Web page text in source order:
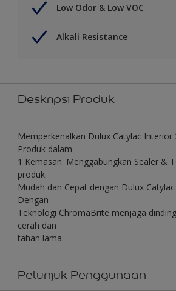
Low Odor & Low VOC
Alkali Resistance
Deskripsi Produk
Memperkenalkan Dulux Catylac Interior
Produk dalam
1 Kemasan. Menggabungkan Sealer &
produk.
Mudah dan Cepat dengan Dulux
Dengan
Teknologi ChromaBrite menjaga
cerah dan
tahan lama.
Petunjuk Penggunaan